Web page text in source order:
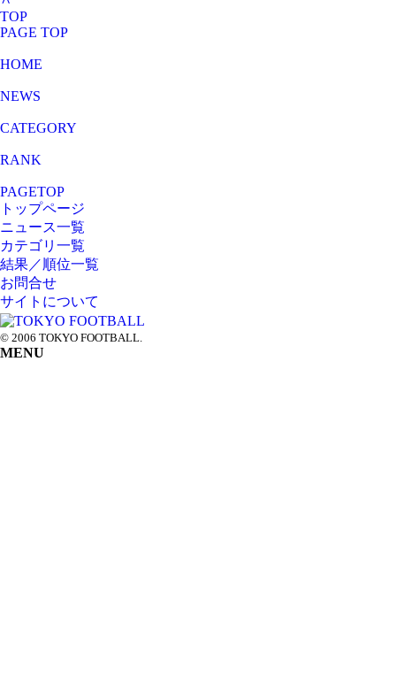
TOP
PAGE TOP
HOME
NEWS
CATEGORY
RANK
PAGETOP
トップページ
ニュース一覧
カテゴリ一覧
結果／順位一覧
お問合せ
サイトについて
© 2006 TOKYO FOOTBALL.
MENU